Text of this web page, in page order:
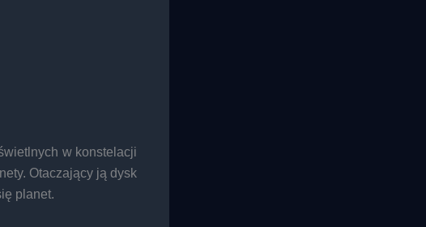
w konstelacji
Otaczający ją dysk
planet.